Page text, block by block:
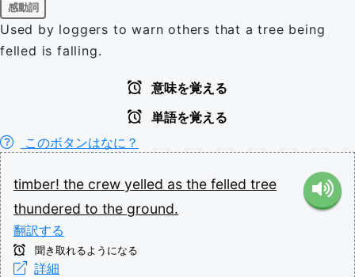
感動詞
Used by loggers to warn others that a tree being
felled is falling.
意味を覚える
単語を覚える
このボタンはなに？
timber! the crew yelled as the felled tree
thundered to the ground.
翻訳する
聞き取れるようになる
詳細